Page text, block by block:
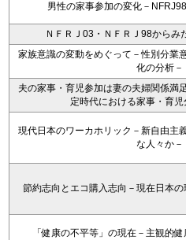
男性の家事参加の変化－
ＮＦＲＪ03・ＮＦＲＪ98からみ
家族意識の変動をめぐって－性別分業
化の分析－
夫の家事・育児参加は妻の夫婦関係満
定時代における家事・育児
現代日本のワーカホリック－新自由主
な人々か－
節約志向とエコ購入志向－現在日本
「健康の不平等」の現在－主観的